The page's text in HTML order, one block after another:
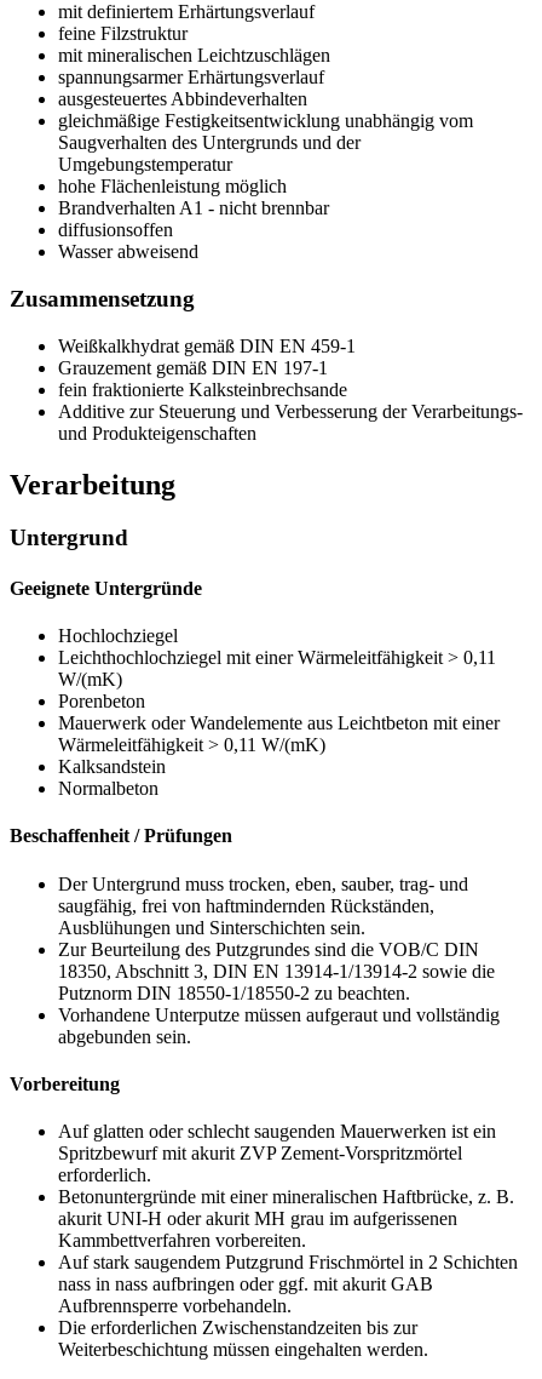
mit definiertem Erhärtungsverlauf
feine Filzstruktur
mit mineralischen Leichtzuschlägen
spannungsarmer Erhärtungsverlauf
ausgesteuertes Abbindeverhalten
gleichmäßige Festigkeitsentwicklung unabhängig vom
Saugverhalten des Untergrunds und der
Umgebungstemperatur
hohe Flächenleistung möglich
Brandverhalten A1 - nicht brennbar
diffusionsoffen
Wasser abweisend
Zusammensetzung
Weißkalkhydrat gemäß DIN EN 459-1
Grauzement gemäß DIN EN 197-1
fein fraktionierte Kalksteinbrechsande
Additive zur Steuerung und Verbesserung der Verarbeitungs-
und Produkteigenschaften
Verarbeitung
Untergrund
Geeignete Untergründe
Hochlochziegel
Leichthochlochziegel mit einer Wärmeleitfähigkeit > 0,11
W/(mK)
Porenbeton
Mauerwerk oder Wandelemente aus Leichtbeton mit einer
Wärmeleitfähigkeit > 0,11 W/(mK)
Kalksandstein
Normalbeton
Beschaffenheit / Prüfungen
Der Untergrund muss trocken, eben, sauber, trag- und
saugfähig, frei von haftmindernden Rückständen,
Ausblühungen und Sinterschichten sein.
Zur Beurteilung des Putzgrundes sind die VOB/C DIN
18350, Abschnitt 3, DIN EN 13914-1/13914-2 sowie die
Putznorm DIN 18550-1/18550-2 zu beachten.
Vorhandene Unterputze müssen aufgeraut und vollständig
abgebunden sein.
Vorbereitung
Auf glatten oder schlecht saugenden Mauerwerken ist ein
Spritzbewurf mit akurit ZVP Zement-Vorspritzmörtel
erforderlich.
Betonuntergründe mit einer mineralischen Haftbrücke, z. B.
akurit UNI-H oder akurit MH grau im aufgerissenen
Kammbettverfahren vorbereiten.
Auf stark saugendem Putzgrund Frischmörtel in 2 Schichten
nass in nass aufbringen oder ggf. mit akurit GAB
Aufbrennsperre vorbehandeln.
Die erforderlichen Zwischenstandzeiten bis zur
Weiterbeschichtung müssen eingehalten werden.